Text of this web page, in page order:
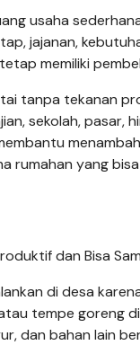
usaha
jajanan,
memiliki
tanpa tekanan
sekolah, pasar,
rumahan yang
dan Bisa
di desa
tempe goreng
dan bahan lain